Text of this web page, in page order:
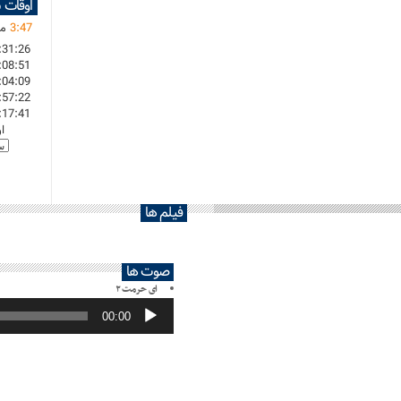
3:47
فیلم ها
صوت ها
ای حرمت ۲
پخش‌کننده
صوت 00:00